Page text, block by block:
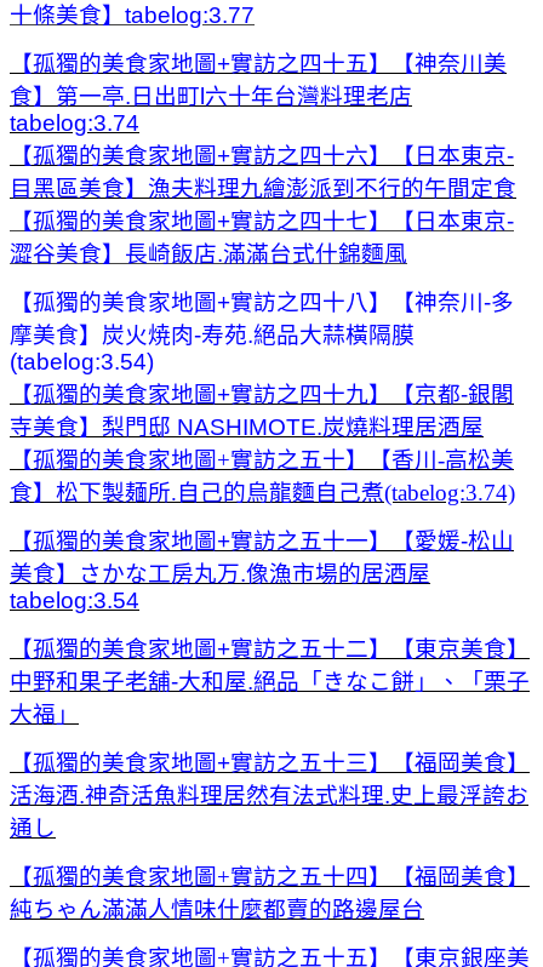
十條美食】tabelog:3.77
【孤獨的美食家地圖+實訪之四十五】【神奈川美
食】第一亭.日出町l六十年台灣料理老店
tabelog:3.74
【孤獨的美食家地圖+實訪之四十六】【日本東京-
目黑區美食】漁夫料理九繪澎派到不行的午間定食
【孤獨的美食家地圖+實訪之四十七】【日本東京-
澀谷美食】長崎飯店.滿滿台式什錦麵風
【孤獨的美食家地圖+實訪之四十八】【神奈川-多
摩美食】炭火焼肉-寿苑.絕品大蒜橫隔膜
(tabelog:3.54)
【孤獨的美食家地圖+實訪之四十九】【京都-銀閣
寺美食】梨門邸 NASHIMOTE.炭燒料理居酒屋
【孤獨的美食家地圖+實訪之五十】【香川-高松美
食】松下製麺所.自己的烏龍麵自己煮(tabelog:3.74)
【孤獨的美食家地圖+實訪之五十一】【愛媛-松山
美食】さかな工房丸万.像漁市場的居酒屋
tabelog:3.54
【孤獨的美食家地圖+實訪之五十二】【東京美食】
中野和果子老舖-大和屋.絕品「きなこ餅」、「栗子
大福」
【孤獨的美食家地圖+實訪之五十三】【福岡美食】
活海酒.神奇活魚料理居然有法式料理.史上最浮誇お
通し
【孤獨的美食家地圖+實訪之五十四】【福岡美食】
純ちゃん滿滿人情味什麼都賣的路邊屋台
【孤獨的美食家地圖+實訪之五十五】【東京銀座美